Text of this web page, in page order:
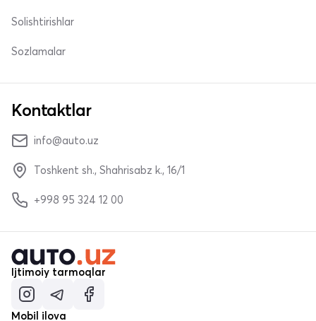
Solishtirishlar
Sozlamalar
Kontaktlar
info@auto.uz
Toshkent sh., Shahrisabz k., 16/1
+998 95 324 12 00
Ijtimoiy tarmoqlar
Mobil ilova